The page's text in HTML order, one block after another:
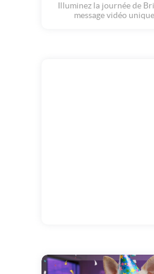
Illuminez la journée de
message vidéo